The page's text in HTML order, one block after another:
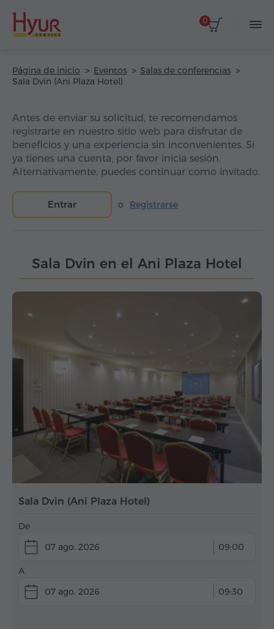
0
Página de inicio Eventos
Salas de conferencias
Sala Dvin (Ani Plaza Hotel)
Antes de enviar su solicitud, te recomendamos
registrarte en nuestro sitio web para disfrutar de
beneficios y una experiencia sin inconvenientes. Si
ya tienes una cuenta, por favor inicia sesión.
Alternativamente, puedes continuar como invitado.
Entrar o Registrarse
Sala Dvin en el Ani Plaza Hotel
Sala Dvin (Ani Plaza Hotel)
De
07 ago. 2026
09:00
A
07 ago. 2026
09:30